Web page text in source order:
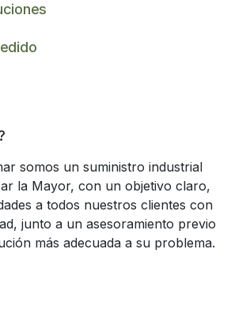
somos un suministro industrial
la Mayor, con un objetivo claro,
a todos nuestros clientes con
junto a un asesoramiento previo
más adecuada a su problema.